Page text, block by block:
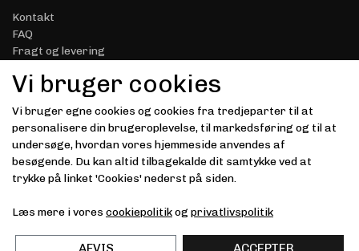
Kontakt
FAQ
Fragt og levering
Handelsbetingelser
Datasikkerhed & Privatliv
Gavekort
Om Driver.dk
Kunde login
Modtag vores nyhedsbrev via e-mail
Tilmeld
(mere information)
Vi bruger cookies
Vi bruger egne cookies og cookies fra tredjeparter til at
personalisere din brugeroplevelse, til markedsføring og til at
undersøge, hvordan vores hjemmeside anvendes af
besøgende. Du kan altid tilbagekalde dit samtykke ved at
trykke på linket 'Cookies' nederst på siden.
Læs mere i vores cookiepolitikog privatlivspolitik